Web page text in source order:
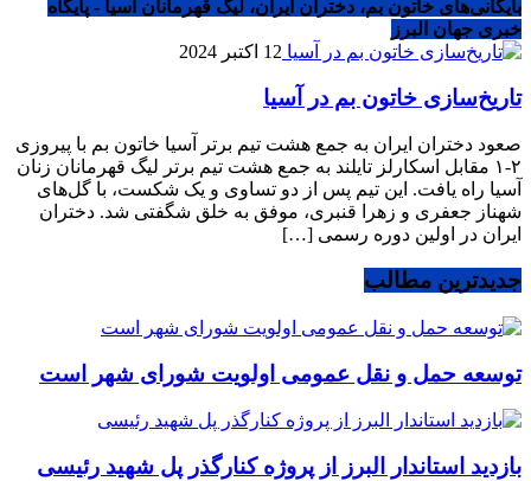
بایگانی‌های خاتون بم، دختران ایران، لیگ قهرمانان آسیا - پایگاه
خبری جهان البرز
12 اکتبر 2024
‌تاریخ‌سازی خاتون بم در آسیا
‌صعود دختران ایران به جمع هشت تیم برتر آسیا خاتون بم با پیروزی
۲-۱ مقابل اسکارلز تایلند به جمع هشت تیم برتر لیگ قهرمانان زنان
آسیا راه یافت. این تیم پس از دو تساوی و یک شکست، با گل‌های
شهناز جعفری و زهرا قنبری، موفق به خلق شگفتی شد. دختران
ایران در اولین دوره رسمی […]
جدیدترین مطالب
توسعه حمل و نقل عمومی اولویت شورای شهر است
بازدید استاندار البرز از پروژه کنارگذر پل شهید رئیسی